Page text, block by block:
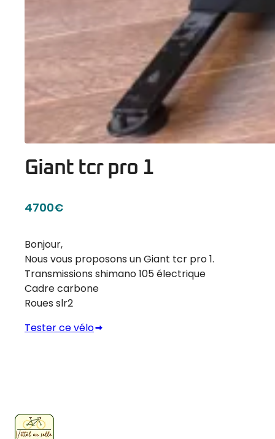
Giant tcr pro 1
4700€
Bonjour,
Nous vous proposons un Giant tcr pro 1.
Transmissions shimano 105 électrique
Cadre carbone
Roues slr2
Tester ce vélo